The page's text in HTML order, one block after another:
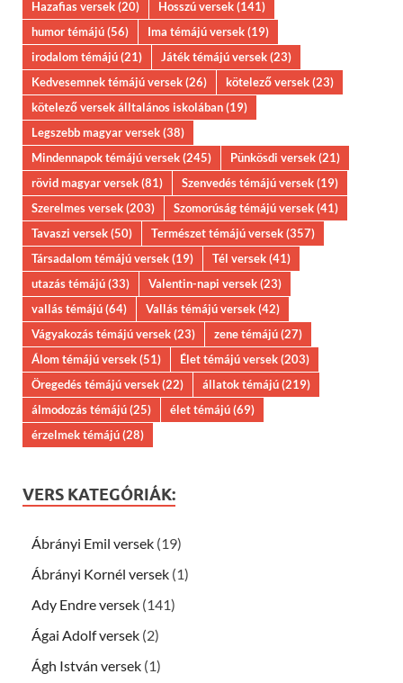
Hazafias versek(20) Hosszú versek(141)
humor témájú(56) Ima témájú versek(19)
irodalom témájú(21) Játék témájú versek(23)
Kedvesemnek témájú versek(26) kötelező versek(23)
kötelező versek álltalános iskolában(19)
Legszebb magyar versek(38)
Mindennapok témájú versek(245) Pünkösdi versek(21)
rövid magyar versek(81) Szenvedés témájú versek(19)
Szerelmes versek(203) Szomorúság témájú versek(41)
Tavaszi versek(50) Természet témájú versek(357)
Társadalom témájú versek(19) Tél versek(41)
utazás témájú(33) Valentin-napi versek(23)
vallás témájú(64) Vallás témájú versek(42)
Vágyakozás témájú versek(23) zene témájú(27)
Álom témájú versek(51) Élet témájú versek(203)
Öregedés témájú versek(22) állatok témájú(219)
álmodozás témájú(25) élet témájú(69)
érzelmek témájú(28)
VERS KATEGÓRIÁK:
Ábrányi Emil versek (19)
Ábrányi Kornél versek (1)
Ady Endre versek (141)
Ágai Adolf versek (2)
Ágh István versek (1)